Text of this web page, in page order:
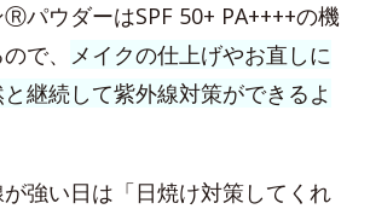
パウダーはSPF 50+ PA++++の機
で、 メイクの仕上げやお直しに
継続して紫外線対策ができるよ
強い日は「日焼け対策してくれ